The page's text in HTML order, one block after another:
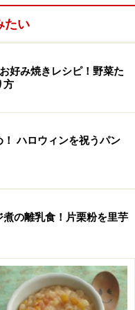
たは黒ごま）ごく少量
量なので1歳すぎなら
クロースの作り
たい
好み焼きレシピ！野菜た
方
ハロウィンを祝うパン
の離乳食！片栗粉を里芋